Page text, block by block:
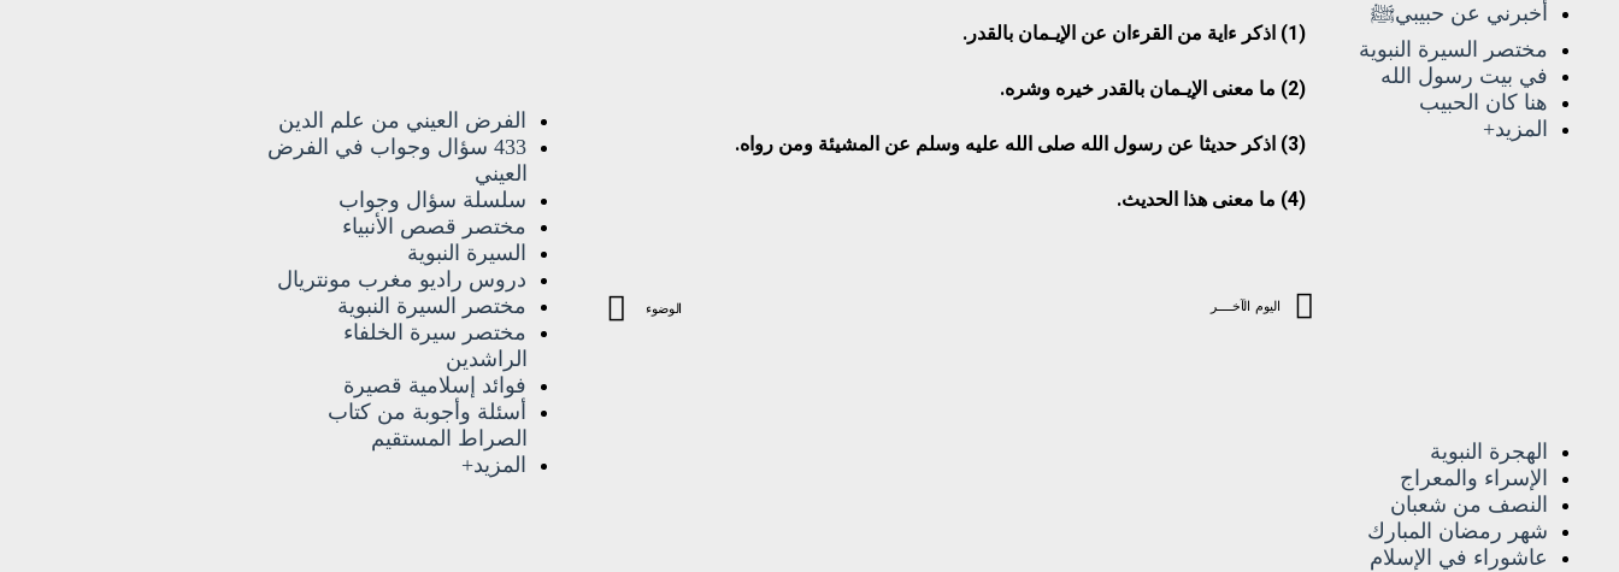
أخبرني عن حبيبيﷺ
مختصر السيرة النبوية
في بيت رسول الله
هنا كان الحبيب
المزيد+
الهجرة النبوية
الإسراء والمعراج
النصف من شعبان
شهر رمضان المبارك
عاشوراء في الإسلام
(
1) اذكر ءاية من القرءان عن الإيـمان بالقدر.
(
2) ما معنى الإيـمان بالقدر خيره وشره.
(
3) اذكر حديثا عن رسول الله صلى الله عليه وسلم عن المشيئة ومن رواه.
(4) ما معنى هذا الحديث.
اليوم الآخـــــر الوضوء
الفرض العيني من علم الدين
433 سؤال وجواب في الفرض
العيني
سلسلة سؤال وجواب
مختصر قصص الأنبياء
السيرة النبوية
دروس راديو مغرب مونتريال
مختصر السيرة النبوية
مختصر سيرة الخلفاء
الراشدين
فوائد إسلامية قصيرة
أسئلة وأجوبة من كتاب
الصراط المستقيم
المزيد+